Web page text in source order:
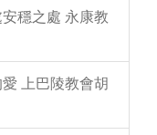
穩之處 永康教
上巴陵教會胡